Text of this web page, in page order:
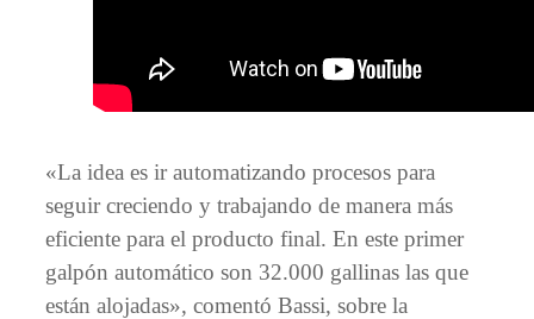
«La idea es ir automatizando procesos para
seguir creciendo y trabajando de manera más
eficiente para el producto final. En este primer
galpón automático son 32.000 gallinas las que
están alojadas», comentó Bassi, sobre la